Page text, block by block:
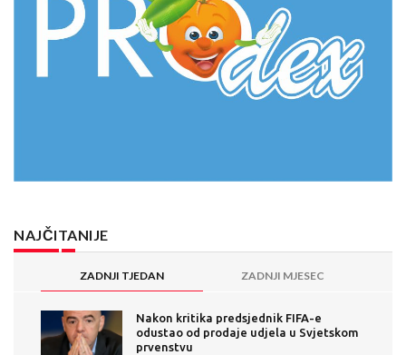
NAJČITANIJE
ZADNJI TJEDAN ZADNJI MJESEC
Nakon kritika predsjednik FIFA-e
odustao od prodaje udjela u Svjetskom
prvenstvu